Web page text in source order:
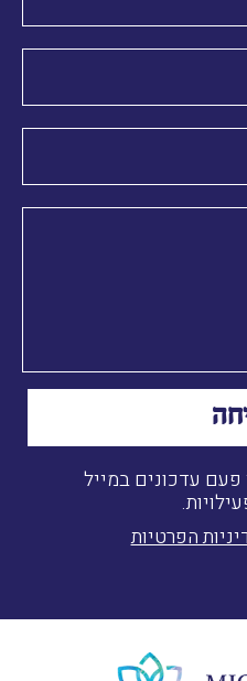
פעם עדכונים במייל
הפרטיות